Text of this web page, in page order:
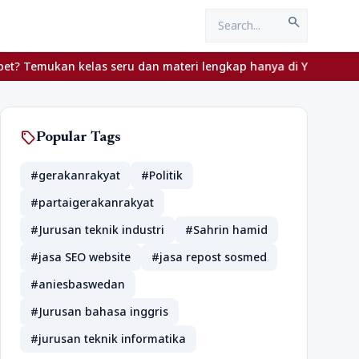
search
seru dan materi lengkap hanya di YukBelajar.com.
sellPopular Tags
#gerakanrakyat
#Politik
#partaigerakanrakyat
#Jurusan teknik industri
#Sahrin hamid
#jasa SEO website
#jasa repost sosmed
#aniesbaswedan
#Jurusan bahasa inggris
#jurusan teknik informatika